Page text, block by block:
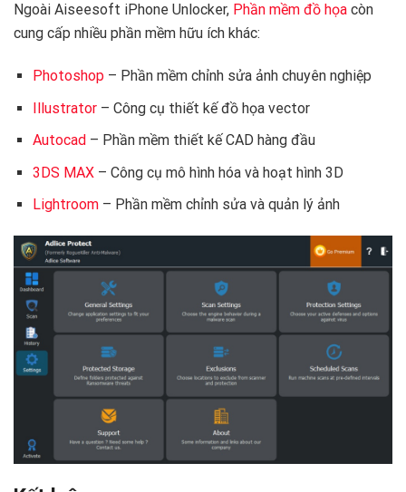
Ngoài Aiseesoft iPhone Unlocker, Phần mềm đồ họa còn
cung cấp nhiều phần mềm hữu ích khác:
Photoshop– Phần mềm chỉnh sửa ảnh chuyên nghiệp
Illustrator– Công cụ thiết kế đồ họa vector
Autocad– Phần mềm thiết kế CAD hàng đầu
3DS MAX– Công cụ mô hình hóa và hoạt hình 3D
Lightroom– Phần mềm chỉnh sửa và quản lý ảnh